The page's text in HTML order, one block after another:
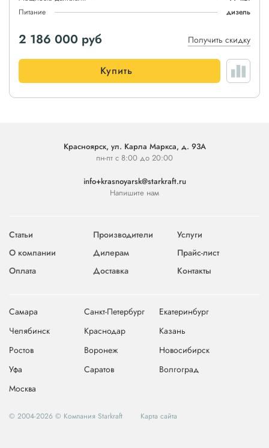
Питание
дизель
2 186 000 руб Получить скидку
Купить
Красноярск, ул. Карла Маркса, д. 93А
пн-пт с 8:00 до 20:00
info+krasnoyarsk@starkraft.ru
Напишите нам
Статьи Производители
Услуги
О компании
Дилерам
Прайс-лист
Оплата
Доставка Контакты
Самара Санкт-Петербург
Екатеринбург
Челябинск
Краснодар
Казань
Ростов
Воронеж
Новосибирск
Уфа
Саратов
Волгоград
Москва
© 2004-2026 © Компания Starkraft Карта сайта